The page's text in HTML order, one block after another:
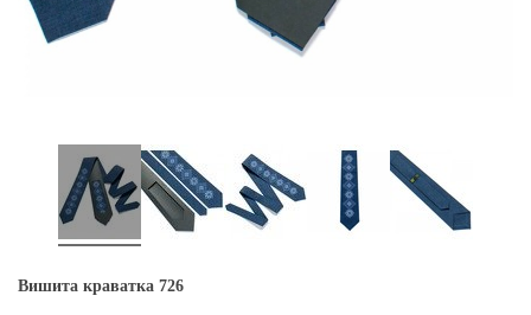
Вишита краватка 726